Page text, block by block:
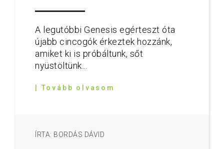
A legutóbbi Genesis egérteszt óta
újabb cincogók érkeztek hozzánk,
amiket ki is próbáltunk, sőt
nyüstöltünk...
| Tovább olvasom
ÍRTA: BORDÁS DÁVID